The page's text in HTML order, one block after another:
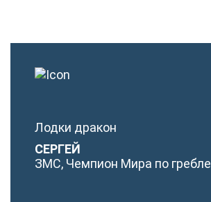
Лодки дракон
СЕРГЕЙ
ЗМС, Чемпион Мира по гребле